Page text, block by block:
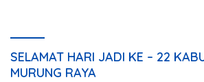
SELAMAT HARI JADI KE – 22
MURUNG RAYA